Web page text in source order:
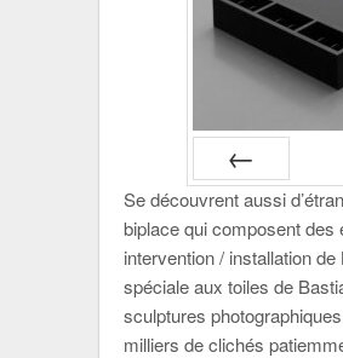
PRÉC
Se découvrent aussi
biplace qui composent des
intervention / installation
spéciale aux toiles de
sculptures
milliers de clichés